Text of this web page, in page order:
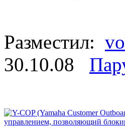
Разместил:
30.10.08